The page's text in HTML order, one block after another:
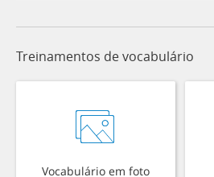
Treinamentos de vocabulário
Vocabulário em foto